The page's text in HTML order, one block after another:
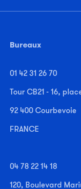
Bureaux
01 42 31 26 70
Tour CB21 - 16,
92 400 Courbevoie
FRANCE
04 78 22 14 18
120, Boulevard